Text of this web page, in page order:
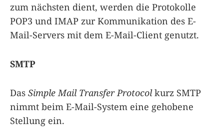
zum nächsten dient, werden die Protokolle
POP3 und IMAP zur Kommunikation des E-
Mail-Servers mit dem E-Mail-Client genutzt.
SMTP
Das Simple Mail Transfer Protocolkurz SMTP
nimmt beim E-Mail-System eine gehobene
Stellung ein.